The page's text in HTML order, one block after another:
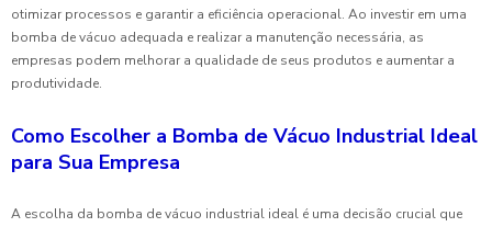
otimizar processos e garantir a eficiência operacional. Ao investir em uma
bomba de vácuo adequada e realizar a manutenção necessária, as
empresas podem melhorar a qualidade de seus produtos e aumentar a
produtividade.
Como Escolher a Bomba de Vácuo Industrial Ideal
para Sua Empresa
A escolha da bomba de vácuo industrial ideal é uma decisão crucial que